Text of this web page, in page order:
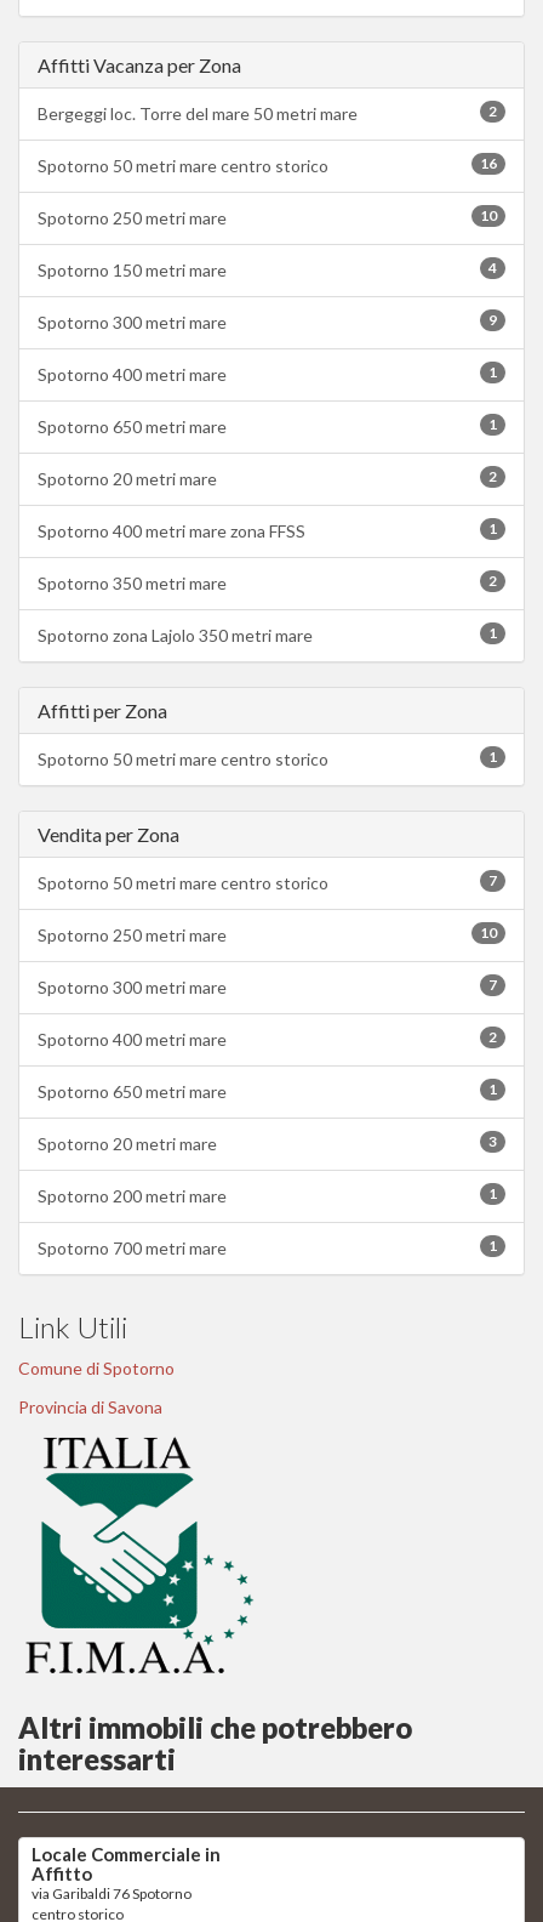
Affitti Vacanza per Zona
2
Bergeggi loc. Torre del mare 50 metri mare
16
Spotorno 50 metri mare centro storico
10
Spotorno 250 metri mare
4
Spotorno 150 metri mare
9
Spotorno 300 metri mare
1
Spotorno 400 metri mare
1
Spotorno 650 metri mare
2
Spotorno 20 metri mare
1
Spotorno 400 metri mare zona FFSS
2
Spotorno 350 metri mare
1
Spotorno zona Lajolo 350 metri mare
Affitti per Zona
1
Spotorno 50 metri mare centro storico
Vendita per Zona
7
Spotorno 50 metri mare centro storico
10
Spotorno 250 metri mare
7
Spotorno 300 metri mare
2
Spotorno 400 metri mare
1
Spotorno 650 metri mare
3
Spotorno 20 metri mare
1
Spotorno 200 metri mare
1
Spotorno 700 metri mare
Link Utili
Comune di Spotorno
Provincia di Savona
Altri immobili che potrebbero
interessarti
Locale Commerciale in
Affitto
via Garibaldi 76 Spotorno
centro storico